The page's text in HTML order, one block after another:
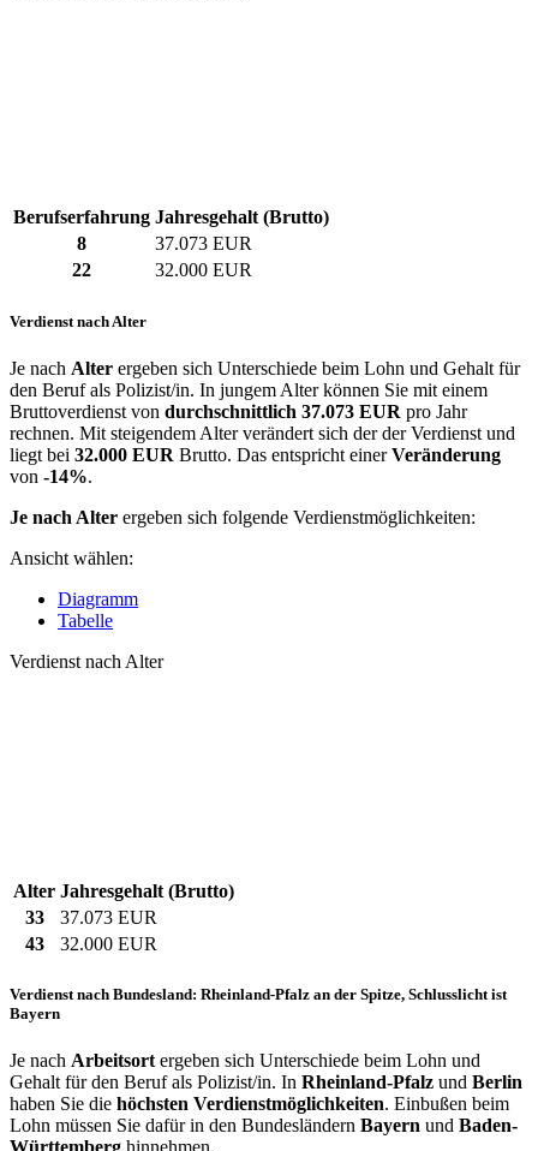
Berufserfahrung Jahresgehalt (Brutto)
8
37.073 EUR
22
32.000 EUR
Verdienst nach Alter
Je nach Alter ergeben sich Unterschiede beim Lohn und Gehalt für
den Beruf als Polizist/in. In jungem Alter können Sie mit einem
Bruttoverdienst von durchschnittlich 37.073 EUR pro Jahr
rechnen. Mit steigendem Alter verändert sich der der Verdienst und
liegt bei 32.000 EUR Brutto. Das entspricht einerVeränderung
von -14%.
Je nach Alter ergeben sich folgende Verdienstmöglichkeiten:
Ansicht wählen:
Diagramm
Tabelle
Verdienst nach Alter
Alter Jahresgehalt (Brutto)
33
37.073 EUR
43
32.000 EUR
Verdienst nach Bundesland: Rheinland-Pfalz an der Spitze, Schlusslicht ist
Bayern
Je nach Arbeitsort ergeben sich Unterschiede beim Lohn und
Gehalt für den Beruf als Polizist/in. In Rheinland-Pfalz und Berlin
haben Sie die höchsten Verdienstmöglichkeiten. Einbußen beim
Lohn müssen Sie dafür in den Bundesländern Bayern und Baden-
Württemberg hinnehmen.